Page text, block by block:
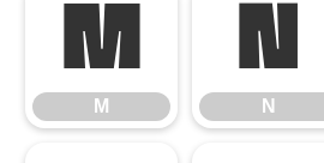
M
M
N
N